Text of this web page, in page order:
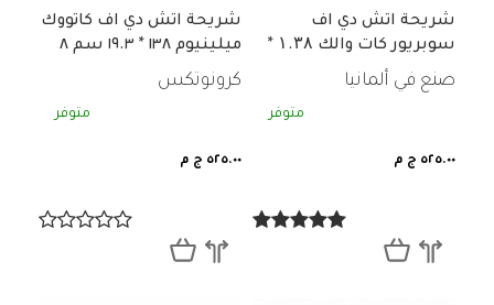
شريحة اتش دي اف
سوبريور كات والك ۱.۳۸ *
۱۹۳ سم
صنع في ألمانيا
متوفر
٥٢٥.٠٠ ج م
شريحة اتش دي اف كاتووك
ميلينيوم ١٣٨ * ١٩.٣ سم ٨
مم
كرونوتكس
متوفر
٥٢٥.٠٠ ج م